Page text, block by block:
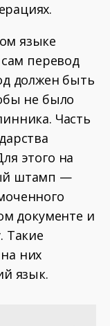
языке
перевод
должен быть
не было
Часть
этого на
штамп —
документе и
Такие
них
язык.